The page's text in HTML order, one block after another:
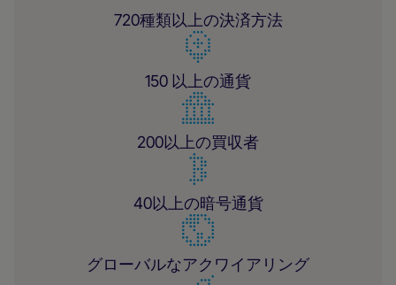
720種類以上の決済方法
150 以上の通貨
200以上の買収者
40以上の暗号通貨
グローバルなアクワイアリング